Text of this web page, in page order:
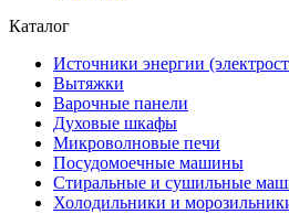
Каталог
Источники энергии
Вытяжки
Варочные панели
Духовые шкафы
Микроволновые печи
Посудомоечные машины
Стиральные и сушильные
Холодильники и